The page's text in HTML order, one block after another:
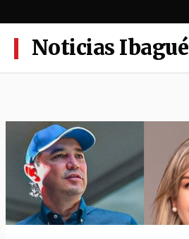
al
contenidoNoticias Ibagué